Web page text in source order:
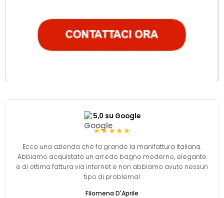
5,0 su Google
★★★★★
Ecco una azienda che fa grande la manifattura italiana.
Abbiamo acquistato un arredo bagno moderno, elegante
e di ottima fattura via internet e non abbiamo avuto nessun
tipo di problema!
Filomena D'Aprile